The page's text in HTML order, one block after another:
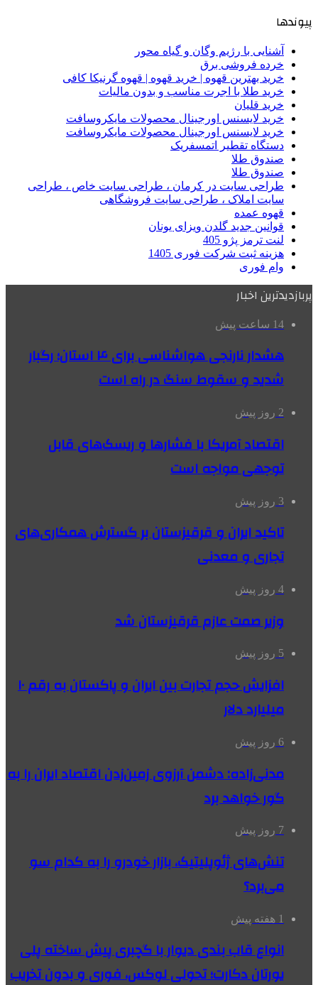
پیوندها
آشنایی با رژیم وگان و گیاه محور
خرده فروشی برق
خرید بهترین قهوه | خرید قهوه | قهوه گرنیکا کافی
خرید طلا با اجرت مناسب و بدون مالیات
خرید قلیان
خرید لایسنس اورجینال محصولات مایکروسافت
خرید لایسنس اورجینال محصولات مایکروسافت
دستگاه تقطیر اتمسفریک
صندوق طلا
صندوق طلا
طراحی سایت در کرمان ، طراحی سایت خاص ، طراحی
سایت املاک ، طراحی سایت فروشگاهی
قهوه عمده
قوانین جدید گلدن ویزای یونان
لنت ترمز پژو 405
هزینه ثبت شرکت فوری 1405
وام فوری
پربازدیدترین اخبار
14 ساعت پیش
هشدار نارنجی هواشناسی برای ۴ استان؛ رگبار
شدید و سقوط سنگ در راه است
2 روز پیش
اقتصاد آمریکا با فشارها و ریسک‌های قابل
توجهی مواجه است
3 روز پیش
تاکید ایران و قرقیزستان بر گسترش همکاری‌های
تجاری و معدنی
4 روز پیش
وزیر صمت عازم قرقیزستان شد
5 روز پیش
افزایش حجم تجارت بین ایران و پاکستان به رقم ۱۰
میلیارد دلار
6 روز پیش
مدنی‌زاده: دشمن آرزوی زمین‌زدن اقتصاد ایران را به
گور خواهد برد
7 روز پیش
تنش‌های ژئوپلیتیک، بازار خودرو را به کدام سو
می‌برد؟
1 هفته پیش
انواع قاب بندی دیوار با گچبری پیش ساخته پلی
یورتان دکارت؛ تحولی لوکس، فوری و بدون تخریب